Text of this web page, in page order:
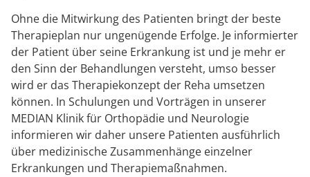
Ohne die Mitwirkung des Patienten bringt der beste
Therapieplan nur ungenügende Erfolge. Je informierter
der Patient über seine Erkrankung ist und je mehr er
den Sinn der Behandlungen versteht, umso besser
wird er das Therapiekonzept der Reha umsetzen
können. In Schulungen und Vorträgen in unserer
MEDIAN Klinik für Orthopädie und Neurologie
informieren wir daher unsere Patienten ausführlich
über medizinische Zusammenhänge einzelner
Erkrankungen und Therapiemaßnahmen.